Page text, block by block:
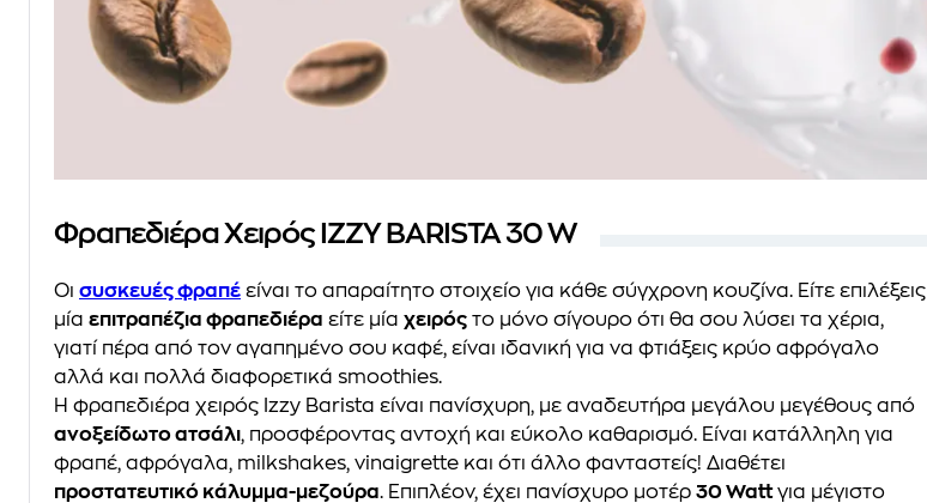
Φραπεδιέρα Χειρός IZZY BARISTA 30 W
Οι συσκευές φραπέ είναι το απαραίτητο στοιχείο για κάθε σύγχρονη κουζίνα. Είτε επιλέξεις
μία επιτραπέζια φραπεδιέρα είτε μία χειρός το μόνο σίγουρο ότι θα σου λύσει τα χέρια,
γιατί πέρα από τον αγαπημένο σου καφέ, είναι ιδανική για να φτιάξεις κρύο αφρόγαλο
αλλά και πολλά διαφορετικά smoothies.
Η φραπεδιέρα χειρός Izzy Barista είναι πανίσχυρη, με αναδευτήρα μεγάλου μεγέθους από
ανοξείδωτο ατσάλι, προσφέροντας αντοχή και εύκολο καθαρισμό. Είναι κατάλληλη για
φραπέ, αφρόγαλα, milkshakes, vinaigrette και ότι άλλο φανταστείς! Διαθέτει
προστατευτικό κάλυμμα-μεζούρα. Επιπλέον, έχει πανίσχυρο μοτέρ 30 Wattγια μέγιστο